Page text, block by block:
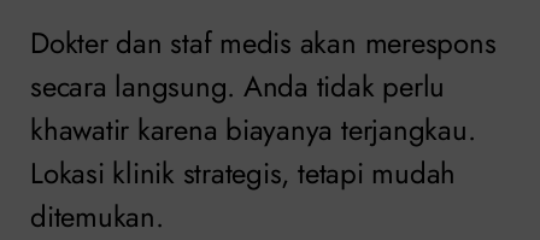
Dokter dan staf medis akan merespons
secara langsung. Anda tidak perlu
khawatir karena biayanya terjangkau.
Lokasi klinik strategis, tetapi mudah
ditemukan.